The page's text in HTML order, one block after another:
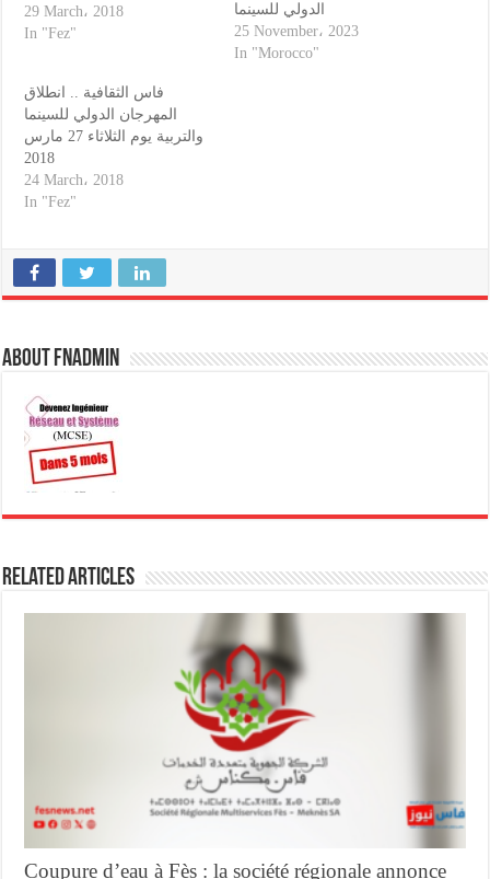
فعاليات المهرجان الدولي
للسينما والتربية في دورته 17
من تنظيم جمعية فضاء الإبداع
للسينما والمسرح بتعاون مع
المعهد الفرنسي وجمعية…
29 March، 2018
In "Fez"
الدولي للسينما
25 November، 2023
In "Morocco"
فاس الثقافية .. انطلاق
المهرجان الدولي للسينما
والتربية يوم الثلاثاء 27 مارس
2018
24 March، 2018
In "Fez"
About fnadmin
Related Articles
Coupure d’eau à Fès : la société régionale annonce